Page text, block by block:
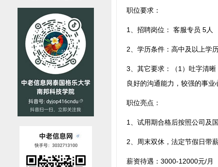
职位要求：
1、招聘岗位： 客服专员 5人
2、学历条件：高中及以上学
3、其它要求：（1）吐字清
良好的沟通能力，较强的事
职位亮点：
1、试用期合格后按照公司及
2、周末双休，法定节假日带
薪资待遇：3000-12000元/月